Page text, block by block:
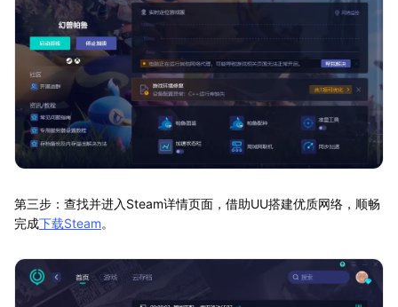
第三步：查找并进入Steam详情页面，借助UU搭建优质网络，顺畅
完成下载Steam。